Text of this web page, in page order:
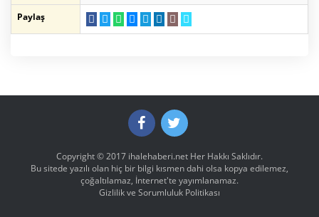
Paylaş
Copyright © 2017 ihalehaberi.net Her Hakkı Saklıdır.
Bu sitede yazılı olan hiç bir bilgi kısmen dahi olsa kopya edilemez,
çoğaltılamaz, İnternet'te yayımlanamaz.
Gizlilik ve Sorumluluk Politikası